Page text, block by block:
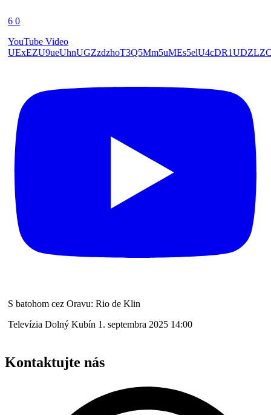
6 0
YouTube Video
S batohom cez Oravu: Rio de Klin
Televízia Dolný Kubín 1. septembra 2025 14:00
Kontaktujte nás